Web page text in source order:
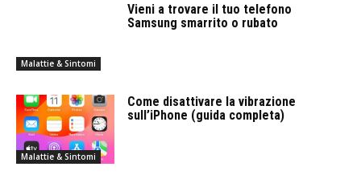
Malattie & Sintomi
Vieni a trovare il tuo telefono
Samsung smarrito o rubato
Malattie & Sintomi
Come disattivare la vibrazione
sull’iPhone (guida completa)